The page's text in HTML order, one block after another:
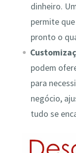
dinheiro.
permite
pronto o
podem
para
negócio,
tudo se